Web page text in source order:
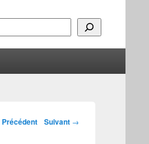
Navigation des
Précédent Suivant →